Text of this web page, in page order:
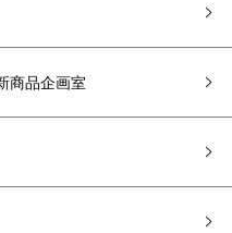
商品企画室